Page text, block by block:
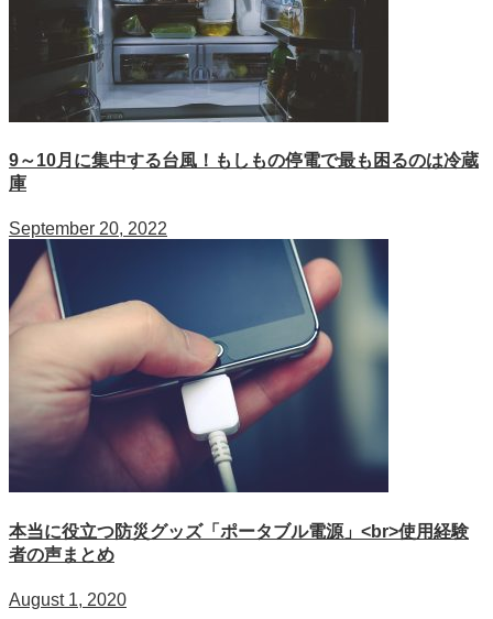
9～10月に集中する台風！もしもの停電で最も困るのは冷蔵
庫
September 20, 2022
本当に役立つ防災グッズ「ポータブル電源」<br>使用経験
者の声まとめ
August 1, 2020